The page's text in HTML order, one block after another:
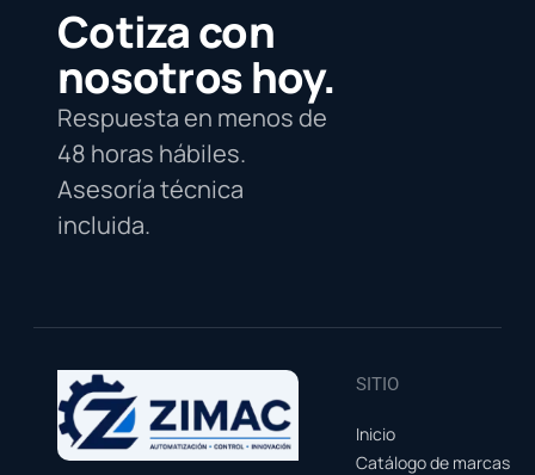
Cotiza con
nosotros hoy.
Respuesta en menos de
48 horas hábiles.
Asesoría técnica
incluida.
SITIO
Inicio
Catálogo de marcas